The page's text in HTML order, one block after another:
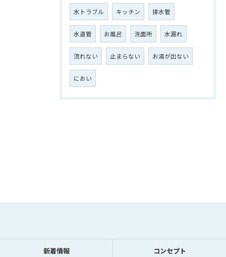
水トラブル キッチン 排水管
水道管 お風呂 洗面所 水漏れ
流れない 止まらない お湯が出ない
におい
新着情報 コンセプト